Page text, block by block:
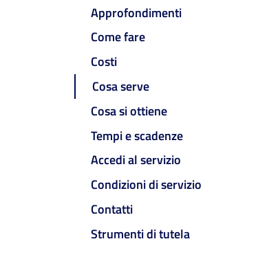
Approfondimenti
Come fare
Costi
Cosa serve
Cosa si ottiene
Tempi e scadenze
Accedi al servizio
Condizioni di servizio
Contatti
Strumenti di tutela